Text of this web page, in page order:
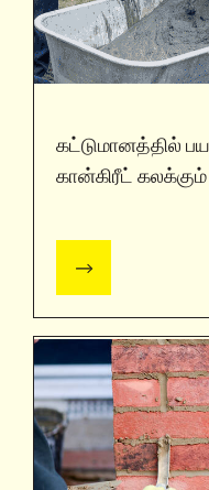
கட்டுமானத்தில்
கான்கிரீட்